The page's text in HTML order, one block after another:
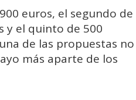
euros, el segundo de
y el quinto de 500
de las propuestas no
más aparte de los